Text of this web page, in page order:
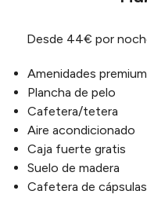
Desde 44€ por
Amenidades premium
Plancha de pelo
Cafetera/tetera
Aire acondicionado
Caja fuerte gratis
Suelo de madera
Cafetera de cápsulas